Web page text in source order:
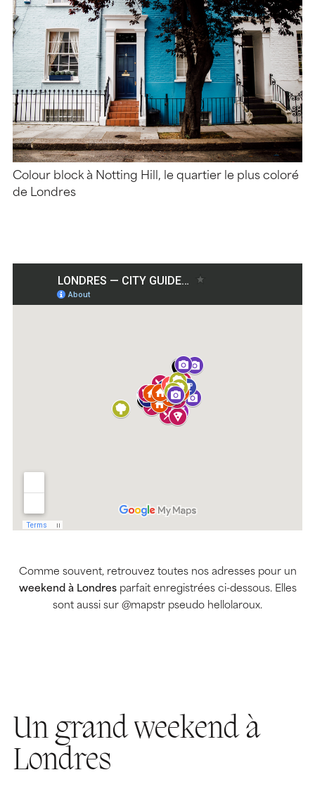
Colour block à Notting Hill, le quartier le plus coloré
de Londres
Comme souvent, retrouvez toutes nos adresses pour un
weekend à Londresparfait enregistrées ci-dessous. Elles
sont aussi sur @mapstr pseudo hellolaroux.
Un grand weekend à
Londres